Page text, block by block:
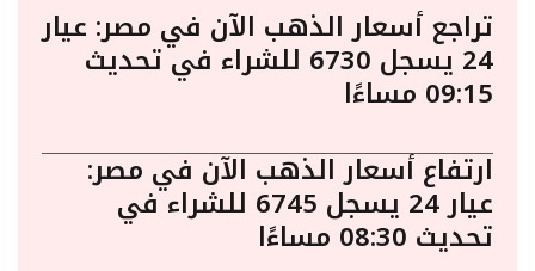
تراجع أسعار الذهب الآن في مصر: عيار
24 يسجل 6730 للشراء في تحديث
09:15 مساءًا
ارتفاع أسعار الذهب الآن في مصر:
عيار 24 يسجل 6745 للشراء في
تحديث 08:30 مساءًا